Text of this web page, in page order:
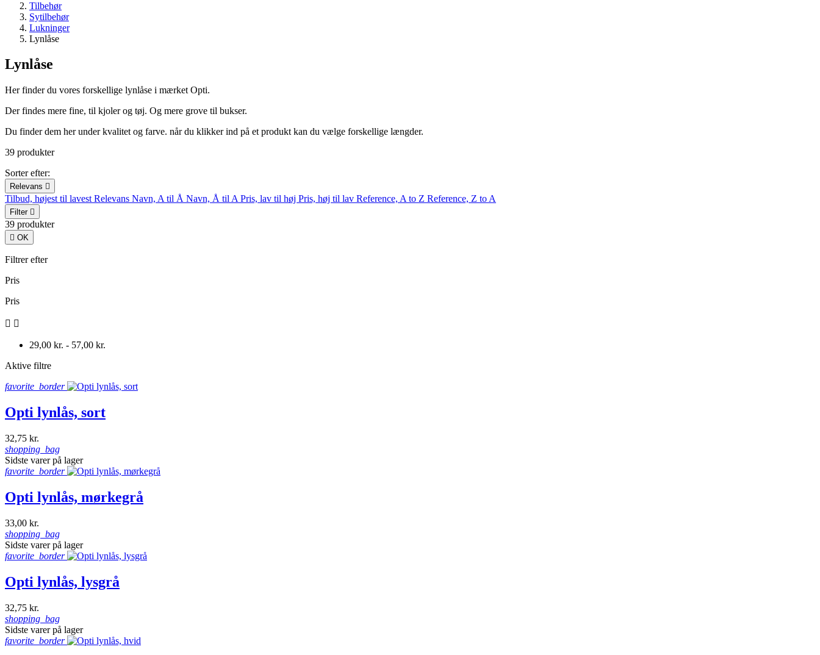
Tilbehør
Sytilbehør
Lukninger
Lynlåse
Lynlåse
Her finder du vores forskellige lynlåse i mærket Opti.
Der findes mere fine, til kjoler og tøj. Og mere grove til bukser.
Du finder dem her under kvalitet og farve. når du klikker ind på et produkt kan du vælge forskellige længder.
39 produkter
Sorter efter:
Relevans 
Tilbud, højest til lavest Relevans Navn, A til Å Navn, Å til A Pris, lav til høj Pris, høj til lav Reference, A to Z Reference, Z to A
Filter 
39 produkter
 OK
Filtrer efter
Pris
Pris
 
29,00 kr. - 57,00 kr.
Aktive filtre
favorite_border
Opti lynlås, sort
32,75 kr.
shopping_bag
Sidste varer på lager
favorite_border
Opti lynlås, mørkegrå
33,00 kr.
shopping_bag
Sidste varer på lager
favorite_border
Opti lynlås, lysgrå
32,75 kr.
shopping_bag
Sidste varer på lager
favorite_border